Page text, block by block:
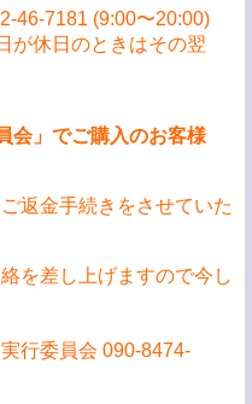
46-7181 (9:00〜20:00)
が休⽇のときはその翌
会」でご購⼊のお客様
返⾦⼿続きをさせていた
を差し上げますので今し
⾏委員会 090-8474-